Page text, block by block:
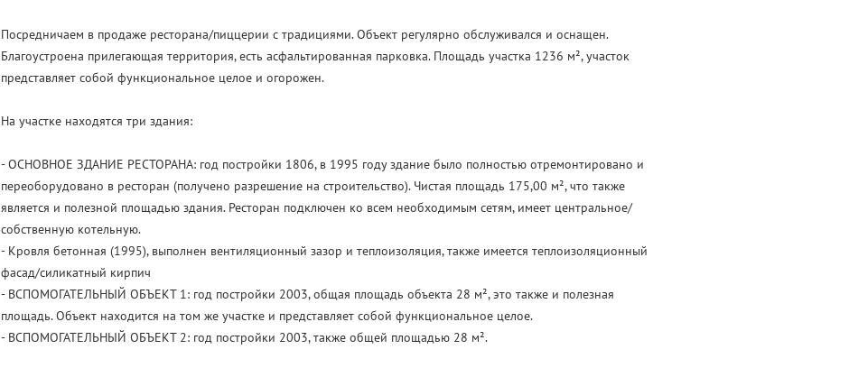
Посредничаем в продаже ресторана/пиццерии с традициями. Объект регулярно обслуживался и оснащен.
Благоустроена прилегающая территория, есть асфальтированная парковка. Площадь участка 1236 м², участок
представляет собой функциональное целое и огорожен.
На участке находятся три здания:
- ОСНОВНОЕ ЗДАНИЕ РЕСТОРАНА: год постройки 1806, в 1995 году здание было полностью отремонтировано и
переоборудовано в ресторан (получено разрешение на строительство). Чистая площадь 175,00 м², что также
является и полезной площадью здания. Ресторан подключен ко всем необходимым сетям, имеет центральное/
собственную котельную.
- Кровля бетонная (1995), выполнен вентиляционный зазор и теплоизоляция, также имеется теплоизоляционный
фасад/силикатный кирпич
- ВСПОМОГАТЕЛЬНЫЙ ОБЪЕКТ 1: год постройки 2003, общая площадь объекта 28 м², это также и полезная
площадь. Объект находится на том же участке и представляет собой функциональное целое.
- ВСПОМОГАТЕЛЬНЫЙ ОБЪЕКТ 2: год постройки 2003, также общей площадью 28 м².